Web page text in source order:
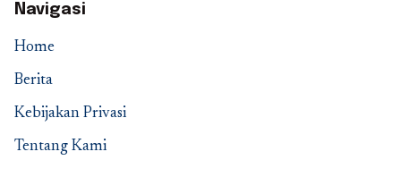
Navigasi
Home
Berita
Kebijakan Privasi
Tentang Kami